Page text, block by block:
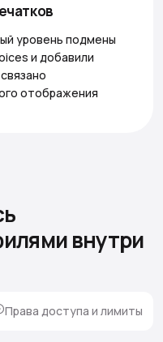
уровень подмены
и добавили
отображения
внутри
Права доступа и лимиты